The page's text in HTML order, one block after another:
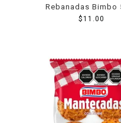
Rebanadas Bimbo
$11.00